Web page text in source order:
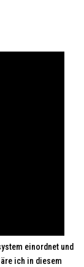
einordnet und
ich in diesem